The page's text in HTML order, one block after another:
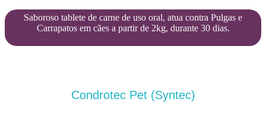
Saboroso tablete de carne de uso oral, atua contra Pulgas e
Carrapatos em cães a partir de 2kg, durante 30 dias.
Condrotec Pet (Syntec)